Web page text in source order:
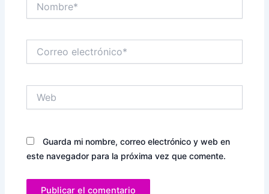
electrónico*
Guarda mi nombre, correo electrónico y web en
este navegador para la próxima vez que comente.